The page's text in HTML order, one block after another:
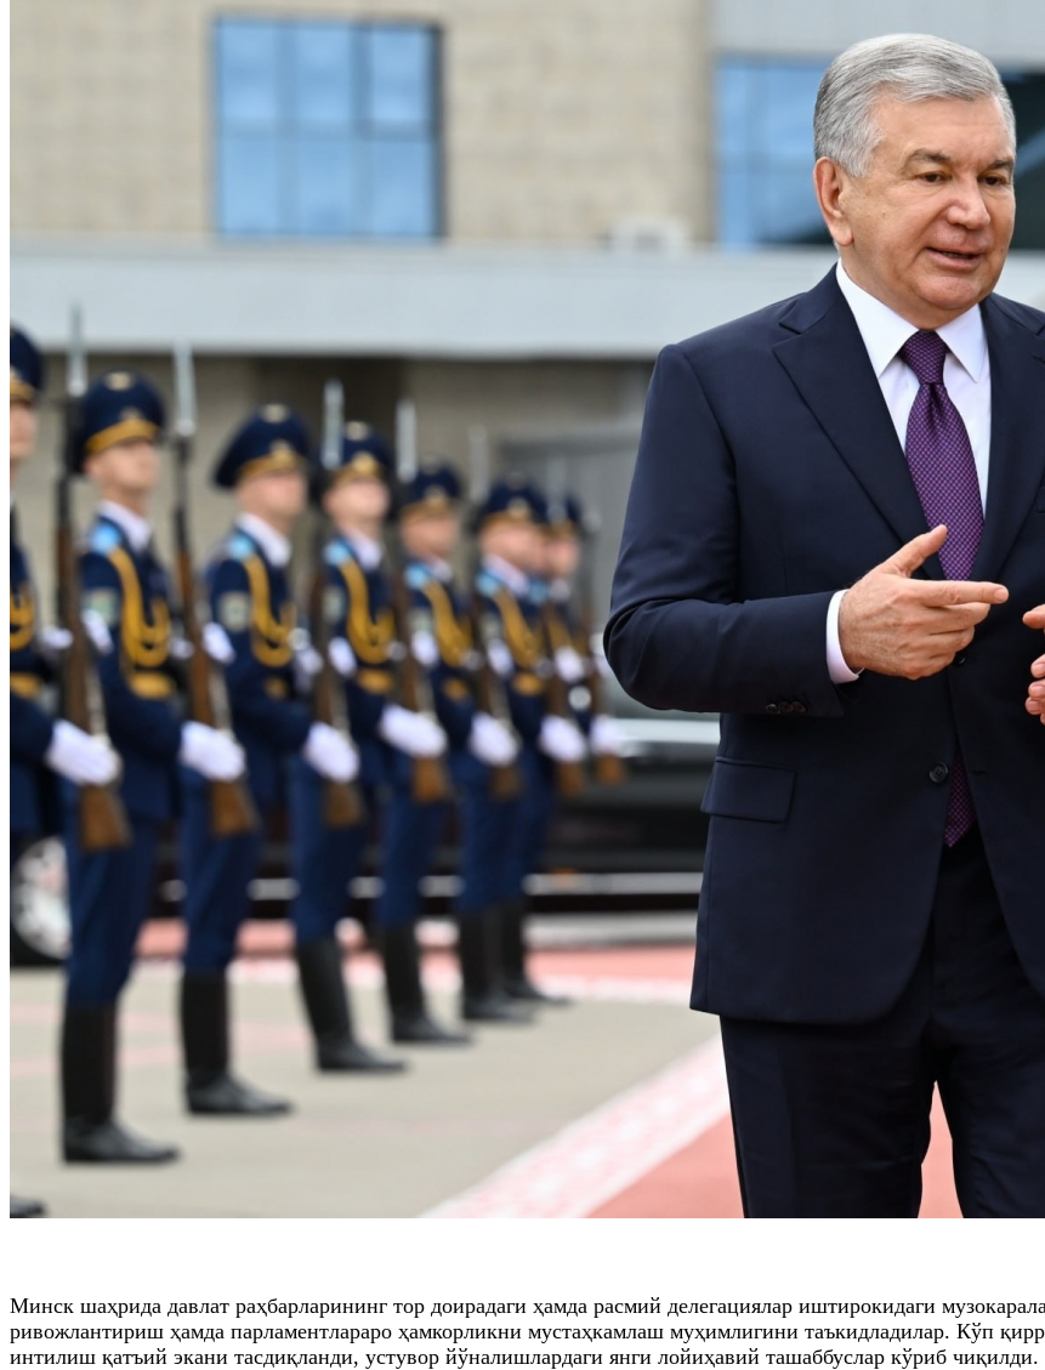
Минск шаҳрида давлат раҳбарларининг тор доирадаги ҳамда расмий делегациялар иштирокидаги
ривожлантириш ҳамда парламентлараро ҳамкорликни мустаҳкамлаш муҳимлигини таъкидладилар. Кўп
интилиш қатъий экани тасдиқланди, устувор йўналишлардаги янги лойиҳавий ташаббуслар кўриб чиқилди.